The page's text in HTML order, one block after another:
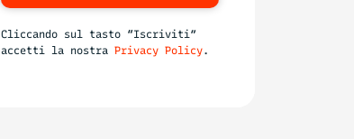
Cliccando sul tasto “Iscriviti”
accetti la nostraPrivacy Policy.